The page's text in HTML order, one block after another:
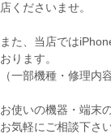
店くださいませ。
また、当店では
おります。
（一部機種・修理内
お使いの機器・端末
お気軽にご相談下さ